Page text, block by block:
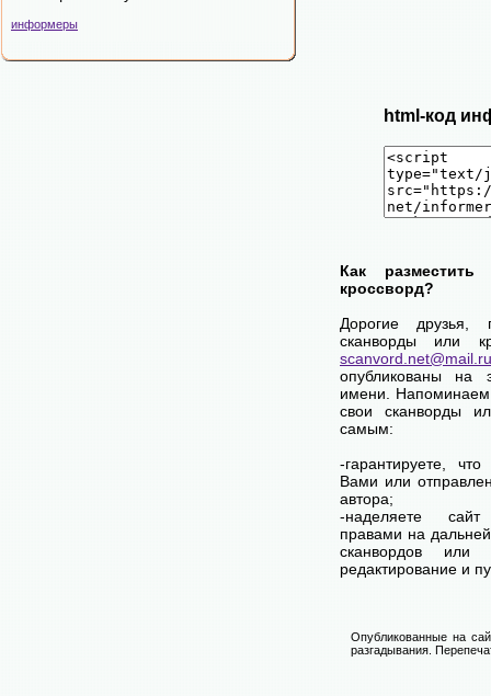
информеры
html-код
Как
кроссворд?
Дорогие друзья,
сканворды или
scanvord.net@mail.ru
опубликованы на
имени.
свои сканворды
самым:
-гарантируете,
Вами или
автора;
-наделяете
правами на
сканвордов или
редактирование и
Опубликованные на
разгадывания.